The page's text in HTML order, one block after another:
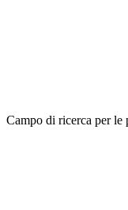
Campo di ricerca per le